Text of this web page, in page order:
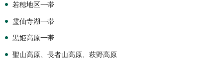
若穂地区一帯
霊仙寺湖一帯
黒姫高原一帯
聖山高原、長者山高原、萩野高原